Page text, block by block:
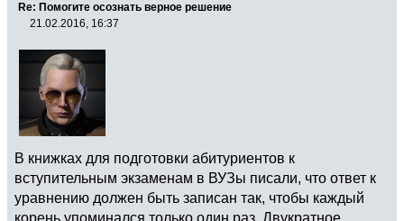
Re: Помогите осознать верное решение
21.02.2016, 16:37
В книжках для подготовки абитуриентов к
вступительным экзаменам в ВУЗы писали, что ответ к
уравнению должен быть записан так, чтобы каждый
корень упоминался только один раз. Двукратное